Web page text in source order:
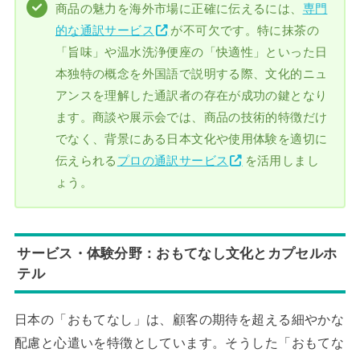
商品の魅力を海外市場に正確に伝えるには、 専門
的な通訳サービス
が不可欠です。特に抹茶の
「旨味」や温水洗浄便座の「快適性」といった日
本独特の概念を外国語で説明する際、文化的ニュ
アンスを理解した通訳者の存在が成功の鍵となり
ます。商談や展示会では、商品の技術的特徴だけ
でなく、背景にある日本文化や使用体験を適切に
伝えられる プロの通訳サービス
を活用しまし
ょう。
サービス・体験分野：おもてなし文化とカプセルホ
テル
日本の「おもてなし」は、顧客の期待を超える細やかな
配慮と心遣いを特徴としています。そうした「おもてな